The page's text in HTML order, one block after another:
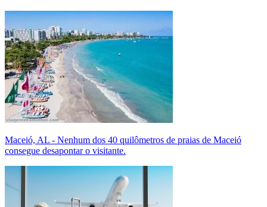
Maceió, AL - Nenhum dos 40 quilômetros de praias de Maceió
consegue desapontar o visitante.